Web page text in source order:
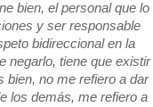
bien, el personal que lo
y ser responsable
bidireccional en la
negarlo, tiene que existir
bien, no me refiero a dar
los demás, me refiero a